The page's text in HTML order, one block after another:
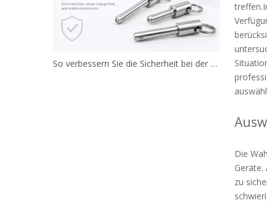
So verbessern Sie die Sicherheit bei der Verwendung von Druckknopf-Sicherungsstiften
Die
Geräte.
zu